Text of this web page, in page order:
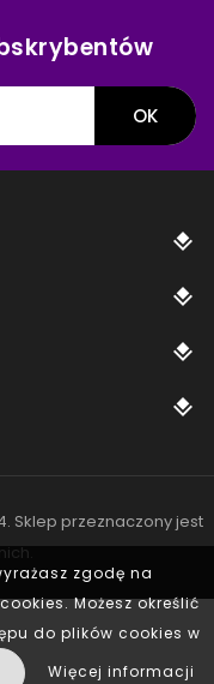
Sklep przeznaczony jest
zgodę na
Możesz określić
do plików cookies w
Więcej informacji